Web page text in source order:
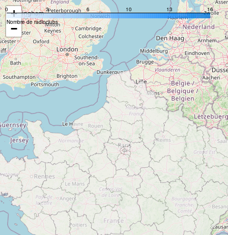
+
−
0 3 6 10 13
16
Nombre de radioclubs